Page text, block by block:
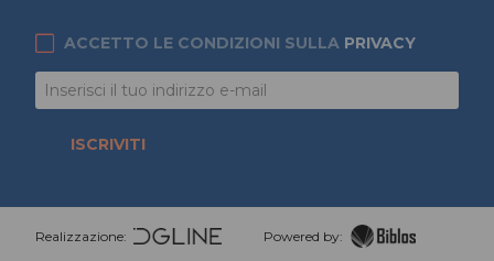
ACCETTO LE CONDIZIONI SULLA PRIVACY
ISCRIVITI
Realizzazione: Powered by: